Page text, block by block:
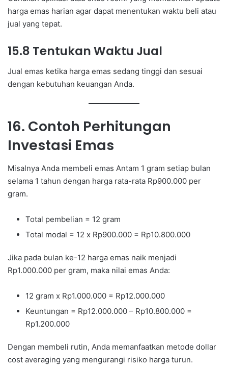
harga emas harian agar dapat menentukan waktu beli atau
jual yang tepat.
15.8 Tentukan Waktu Jual
Jual emas ketika harga emas sedang tinggi dan sesuai
dengan kebutuhan keuangan Anda.
16. Contoh Perhitungan
Investasi Emas
Misalnya Anda membeli emas Antam 1 gram setiap bulan
selama 1 tahun dengan harga rata-rata Rp900.000 per
gram.
Total pembelian = 12 gram
Total modal = 12 x Rp900.000 = Rp10.800.000
Jika pada bulan ke-12 harga emas naik menjadi
Rp1.000.000 per gram, maka nilai emas Anda:
12 gram x Rp1.000.000 = Rp12.000.000
Keuntungan = Rp12.000.000 – Rp10.800.000 =
Rp1.200.000
Dengan membeli rutin, Anda memanfaatkan metode dollar
cost averaging yang mengurangi risiko harga turun.